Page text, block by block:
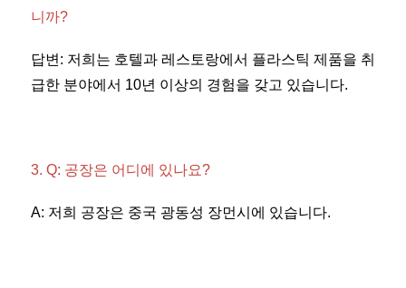
니까?
답변: 저희는 호텔과 레스토랑에서 플라스틱 제품을 취
급한 분야에서 10년 이상의 경험을 갖고 있습니다.
3. Q: 공장은 어디에 있나요?
A: 저희 공장은 중국 광동성 장먼시에 있습니다.